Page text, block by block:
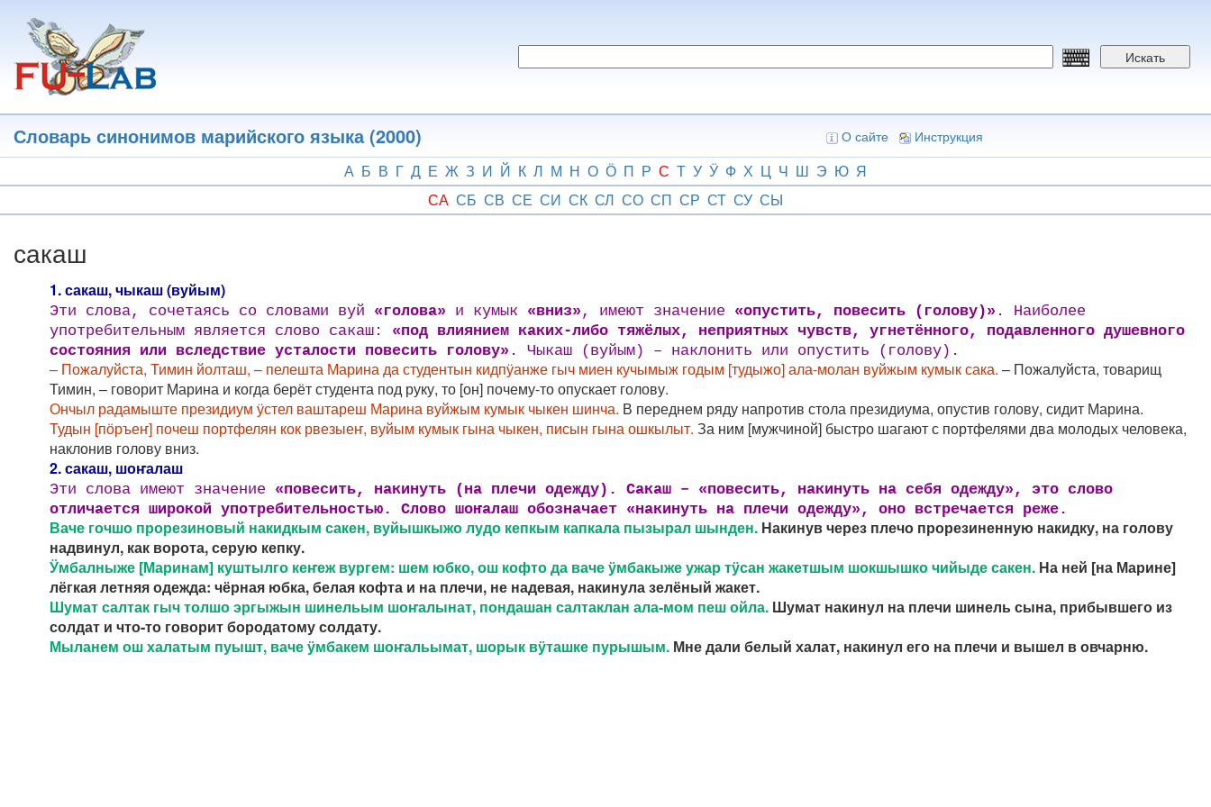
основному
содержанию
Искать
Словарь синонимов марийского языка (2000) О сайте Инструкция
А Б В Г Д Е Ж З И Й К Л М Н О Ӧ П Р С Т У Ӱ Ф Х Ц Ч Ш Э Ю Я
СА СБ СВ СЕ СИ СК СЛ СО СП СР СТ СУ СЫ
сакаш
1. сакаш, чыкаш (вуйым)
Эти слова, сочетаясь со словами вуй «голова» и кумык «вниз» , имеют значение «опустить, повесить (голову)» . Наиболее
употребительным является слово сакаш: «под влиянием каких-либо тяжёлых, неприятных чувств, угнетённого, подавленного душевного
состояния или вследствие усталости повесить голову» . Чыкаш (вуйым) – наклонить или опустить (голову).
– Пожалуйста, Тимин йолташ, – пелешта Марина да студентын кидпӱанже гыч миен кучымыж годым [тудыжо] ала-молан вуйжым кумык сака. – Пожалуйста, товарищ
Тимин, – говорит Марина и когда берёт студента под руку, то [он] почему-то опускает голову.
Ончыл радамыште президиум ӱстел ваштареш Марина вуйжым кумык чыкен шинча. В переднем ряду напротив стола президиума, опустив голову, сидит Марина.
Тудын [пӧръеҥ] почеш портфелян кок рвезыеҥ, вуйым кумык гына чыкен, писын гына ошкылыт. За ним [мужчиной] быстро шагают с портфелями два молодых человека,
наклонив голову вниз.
2. сакаш, шоҥалаш
Эти слова имеют значение «повесить, накинуть (на плечи одежду). Сакаш – «повесить, накинуть на себя одежду» , это слово
отличается широкой употребительностью. Слово шоҥалаш обозначает «накинуть на плечи одежду» , оно встречается реже.
Ваче гочшо прорезиновый накидкым сакен, вуйышкыжо лудо кепкым капкала пызырал шынден. Накинув через плечо прорезиненную накидку, на голову
надвинул, как ворота, серую кепку.
Ӱмбалныже [Маринам] куштылго кеҥеж вургем: шем юбко, ош кофто да ваче ӱмбакыже ужар тӱсан жакетшым шокшышко чийыде сакен. На ней [на Марине]
лёгкая летняя одежда: чёрная юбка, белая кофта и на плечи, не надевая, накинула зелёный жакет.
Шумат салтак гыч толшо эргыжын шинельым шоҥалынат, пондашан салтаклан ала-мом пеш ойла. Шумат накинул на плечи шинель сына, прибывшего из
солдат и что-то говорит бородатому солдату.
Мыланем ош халатым пуышт, ваче ӱмбакем шоҥальымат, шорык вӱташке пурышым. Мне дали белый халат, накинул его на плечи и вышел в овчарню.